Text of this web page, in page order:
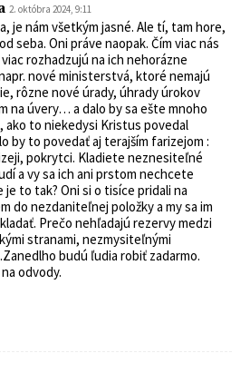
2. októbra 2024, 9:11
je nám všetkým jasné. Ale tí, tam hore,
seba. Oni práve naopak. Čím viac nás
rozhadzujú na ich nehorázne
nové ministerstvá, ktoré nemajú
rôzne nové úrady, úhrady úrokov
na úvery… a dalo by sa ešte mnoho
ako to niekedysi Kristus povedal
by to povedať aj terajším farizejom :
pokrytci. Kladiete neznesiteľné
a vy sa ich ani prstom nechcete
je to tak? Oni si o tisíce pridali na
do nezdaniteľnej položky a my sa im
Prečo nehľadajú rezervy medzi
stranami, nezmysiteľnými
budú ľudia robiť zadarmo.
odvody.